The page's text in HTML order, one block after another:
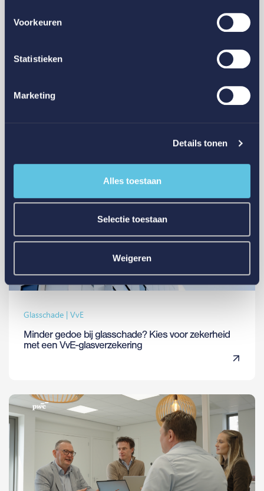
Voorkeuren
Statistieken
Marketing
Details tonen
Alles toestaan
Selectie toestaan
Weigeren
8 voordelen van een glasverzekering die veel
Glasschade | VvE
Minder gedoe bij glasschade? Kies voor zekerheid
met een VvE-glasverzekering